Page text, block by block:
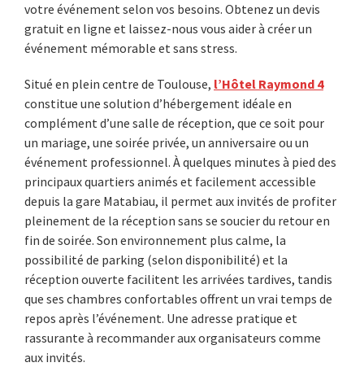
votre événement selon vos besoins. Obtenez un devis
gratuit en ligne et laissez-nous vous aider à créer un
événement mémorable et sans stress.
Situé en plein centre de Toulouse, l’Hôtel Raymond 4
constitue une solution d’hébergement idéale en
complément d’une salle de réception, que ce soit pour
un mariage, une soirée privée, un anniversaire ou un
événement professionnel. À quelques minutes à pied des
principaux quartiers animés et facilement accessible
depuis la gare Matabiau, il permet aux invités de profiter
pleinement de la réception sans se soucier du retour en
fin de soirée. Son environnement plus calme, la
possibilité de parking (selon disponibilité) et la
réception ouverte facilitent les arrivées tardives, tandis
que ses chambres confortables offrent un vrai temps de
repos après l’événement. Une adresse pratique et
rassurante à recommander aux organisateurs comme
aux invités.